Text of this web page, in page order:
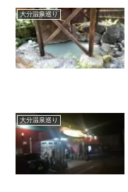
大分温泉巡り
大分温泉巡り